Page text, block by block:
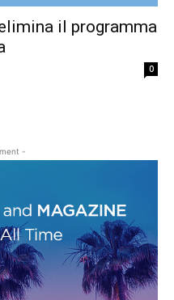
il programma
0
-